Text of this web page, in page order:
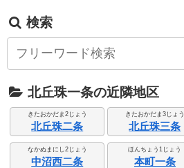
検索
北丘珠一条の近隣地区
きたおかだま2じょう
北丘珠二条
きたおかだま3じょう
北丘珠三条
なかぬまにし2じょう
中沼西二条
ほんちょう1じょう
本町一条